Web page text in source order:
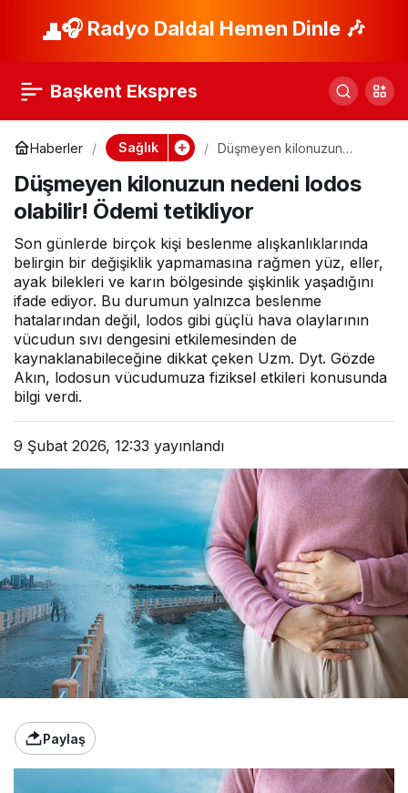
🎧 Radyo Daldal Hemen Dinle 🎶
Başkent Ekspres
Haberler Sağlık
Düşmeyen kilonuzun
tetikliyor
Düşmeyen kilonuzun nedeni lodos
olabilir! Ödemi tetikliyor
Son günlerde birçok kişi beslenme alışkanlıklarında
belirgin bir değişiklik yapmamasına rağmen yüz, eller,
ayak bilekleri ve karın bölgesinde şişkinlik yaşadığını
ifade ediyor. Bu durumun yalnızca beslenme
hatalarından değil, lodos gibi güçlü hava olaylarının
vücudun sıvı dengesini etkilemesinden de
kaynaklanabileceğine dikkat çeken Uzm. Dyt. Gözde
Akın, lodosun vücudumuza fiziksel etkileri konusunda
bilgi verdi.
9 Şubat 2026, 12:33 yayınlandı
Paylaş
Hekim Birliği
Bölgesinde
Paylaş